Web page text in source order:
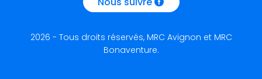
2026 - Tous droits réservés, MRC Avignon et MRC
Bonaventure.